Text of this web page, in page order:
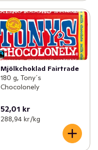
Mjölkchoklad Fairtrade
180 g, Tony´s
Chocolonely
52,01 kr
288,94 kr /kg